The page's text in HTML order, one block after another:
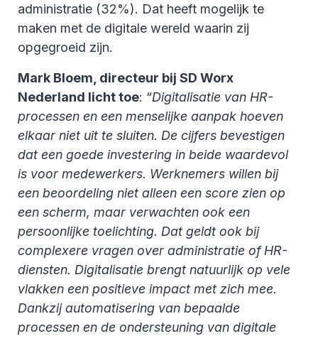
administratie (32%). Dat heeft mogelijk te
maken met de digitale wereld waarin zij
opgegroeid zijn.
Mark Bloem, directeur bij SD Worx
Nederland licht toe: “Digitalisatie van HR-
processen en een menselijke aanpak hoeven
elkaar niet uit te sluiten. De cijfers bevestigen
dat een goede investering in beide waardevol
is voor medewerkers. Werknemers willen bij
een beoordeling niet alleen een score zien op
een scherm, maar verwachten ook een
persoonlijke toelichting. Dat geldt ook bij
complexere vragen over administratie of HR-
diensten. Digitalisatie brengt natuurlijk op vele
vlakken een positieve impact met zich mee.
Dankzij automatisering van bepaalde
processen en de ondersteuning van digitale